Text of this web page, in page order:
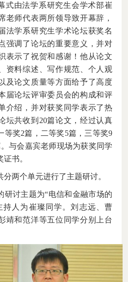
式由法学系研究生会学术部崔
老师代表两所领导致开幕辞，
法学系研究生学术论坛获奖名
强调了论坛的重要意义，并对
表示了祝贺和感谢！他从论文
资料综述、写作规范、个人观
及论文质量等方面给予了高度
届论坛评审委员会的构成和评
介绍，并对获奖同学表示了热
坛共收到20篇论文，经过认真
等奖2篇，二等奖5篇，三等奖9
与会嘉宾老师现场为获奖同学
书。
分两个单元进行了主题研讨。
研讨主题为“电信和金融市场的
持人为崔璨同学。刘志远、曹
靖和范洋等五位同学分别上台